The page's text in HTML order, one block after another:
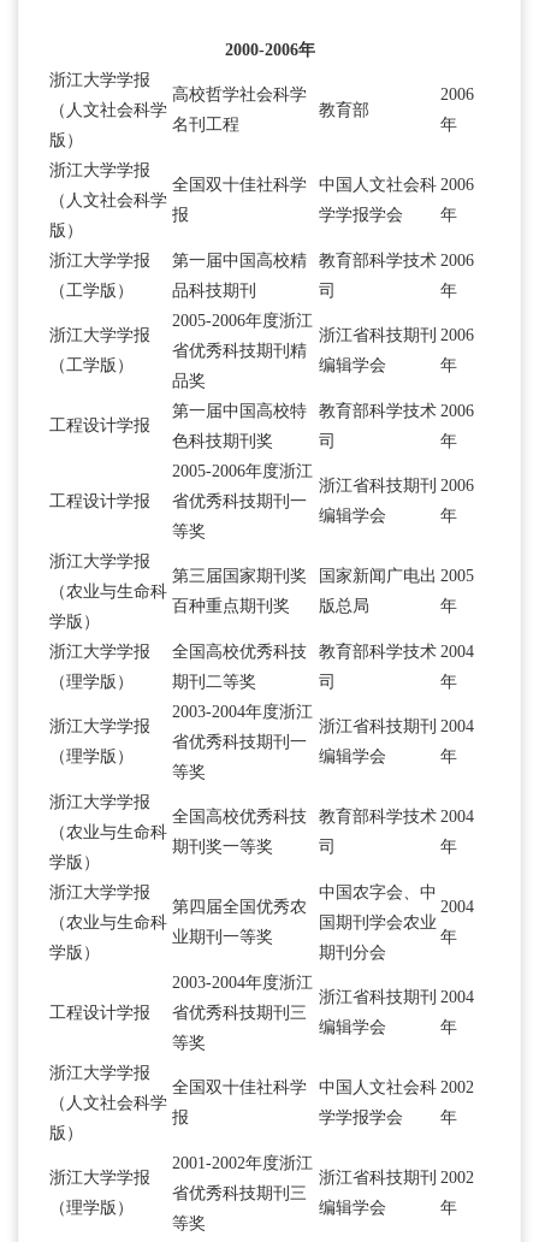
2000-2006年
浙江大学学报
（人文社会科学
版）
高校哲学社会科学
名刊工程
教育部
2006
年
浙江大学学报
（人文社会科学
版）
全国双十佳社科学
报
中国人文社会科
学学报学会
2006
年
浙江大学学报
（工学版）
第一届中国高校精
品科技期刊
教育部科学技术
司
2006
年
浙江大学学报
（工学版）
2005-2006年度浙江
省优秀科技期刊精
品奖
浙江省科技期刊
编辑学会
2006
年
工程设计学报
第一届中国高校特
色科技期刊奖
教育部科学技术
司
2006
年
工程设计学报
2005-2006年度浙江
省优秀科技期刊一
等奖
浙江省科技期刊
编辑学会
2006
年
浙江大学学报
（农业与生命科
学版）
第三届国家期刊奖
百种重点期刊奖
国家新闻广电出
版总局
2005
年
浙江大学学报
（理学版）
全国高校优秀科技
期刊二等奖
教育部科学技术
司
2004
年
浙江大学学报
（理学版）
2003-2004年度浙江
省优秀科技期刊一
等奖
浙江省科技期刊
编辑学会
2004
年
浙江大学学报
（农业与生命科
学版）
全国高校优秀科技
期刊奖一等奖
教育部科学技术
司
2004
年
浙江大学学报
（农业与生命科
学版）
第四届全国优秀农
业期刊一等奖
中国农字会、中
国期刊学会农业
期刊分会
2004
年
工程设计学报
2003-2004年度浙江
省优秀科技期刊三
等奖
浙江省科技期刊
编辑学会
2004
年
浙江大学学报
（人文社会科学
版）
全国双十佳社科学
报
中国人文社会科
学学报学会
2002
年
浙江大学学报
（理学版）
2001-2002年度浙江
省优秀科技期刊三
等奖
浙江省科技期刊
编辑学会
2002
年